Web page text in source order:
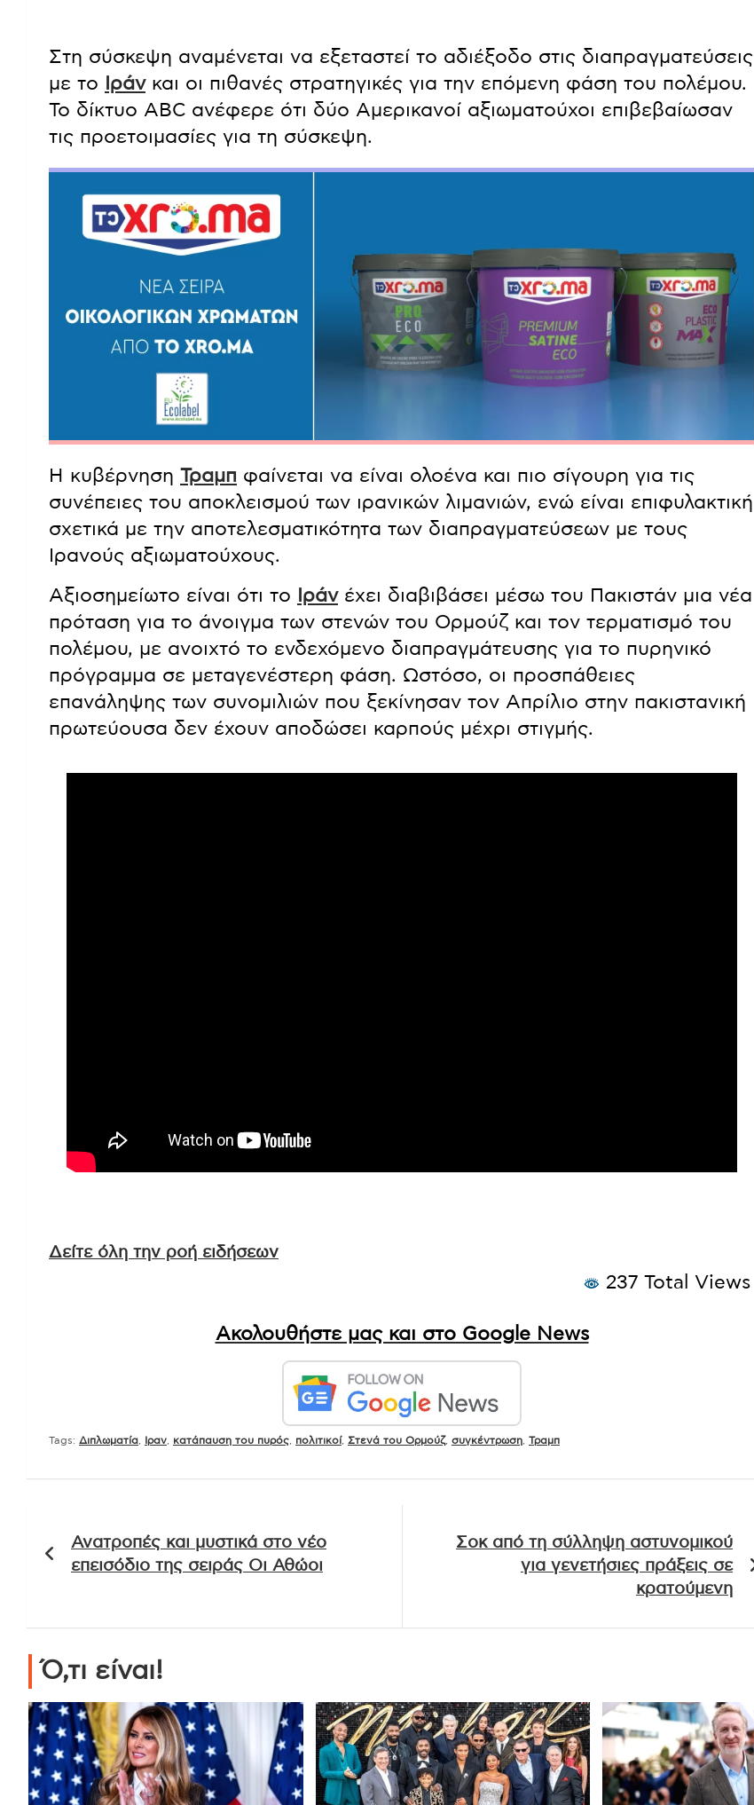
Στη σύσκεψη αναμένεται να εξεταστεί το αδιέξοδο στις διαπραγματεύσεις
με το
Ιράνκαι οι πιθανές στρατηγικές για την επόμενη φάση του πολέμου.
Το δίκτυο ABC ανέφερε ότι δύο Αμερικανοί αξιωματούχοι επιβεβαίωσαν
τις προετοιμασίες για τη σύσκεψη.
Η κυβέρνηση Τραμπ φαίνεται να είναι ολοένα και πιο σίγουρη για τις
συνέπειες του αποκλεισμού των ιρανικών λιμανιών, ενώ είναι επιφυλακτική
σχετικά με την αποτελεσματικότητα των διαπραγματεύσεων με τους
Ιρανούς αξιωματούχους.
Αξιοσημείωτο είναι ότι το Ιράνέχει διαβιβάσει μέσω του Πακιστάν μια νέα
πρόταση για το άνοιγμα των στενών του Ορμούζ και τον τερματισμό του
πολέμου, με ανοιχτό το ενδεχόμενο διαπραγμάτευσης για το πυρηνικό
πρόγραμμα σε μεταγενέστερη φάση. Ωστόσο, οι προσπάθειες
επανάληψης των συνομιλιών που ξεκίνησαν τον Απρίλιο στην πακιστανική
πρωτεύουσα δεν έχουν αποδώσει καρπούς μέχρι στιγμής.
Δείτε όλη την ροή ειδήσεων
237 Total Views
Ακολουθήστε μας και στο Google News
Tags: Διπλωματία Ιραν κατάπαυση του πυρός πολιτικοί, Στενά του Ορμούζ, συγκέντρωση Τραμπ
άρθρων
Ανατροπές και μυστικά στο νέο
επεισόδιο της σειράς Οι Αθώοι
Σοκ από τη σύλληψη αστυνομικού
για γενετήσιες πράξεις σε
κρατούμενη
Ό,τι είναι!